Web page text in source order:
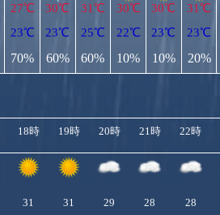
27℃
23℃
70%
30℃
23℃
60%
31℃
25℃
60%
30℃
22℃
10%
30℃
23℃
10%
31℃
23℃
20%
18時 19時 20時 21時 22時
31 31 29 28 28